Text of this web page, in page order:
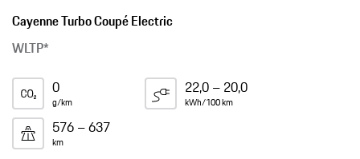
Cayenne Turbo Coupé Electric
WLTP*
0
g/km
22,0 – 20,0
kWh/100 km
576 – 637
km